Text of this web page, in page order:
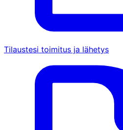
Tilaustesi toimitus ja lähetys